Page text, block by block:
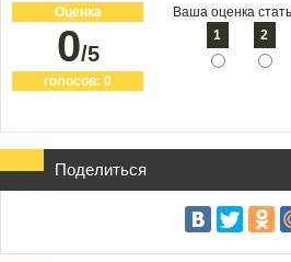
Оценка
0/5
голосов: 0
Ваша оценка
1
2
Поделиться